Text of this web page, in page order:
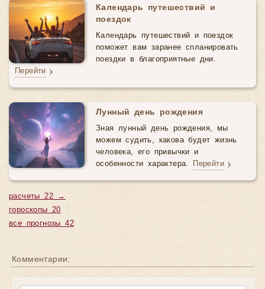
Календарь путешествий и
поездок
Календарь путешествий и поездок
поможет вам заранее спланировать
поездки в благоприятные дни.
Перейти
Лунный день рождения
Зная лунный день рождения, мы
можем судить, какова будет жизнь
человека, его привычки и
особенности характера. Перейти
расчеты 22 →
гороскопы 20
все прогнозы 42
Комментарии: